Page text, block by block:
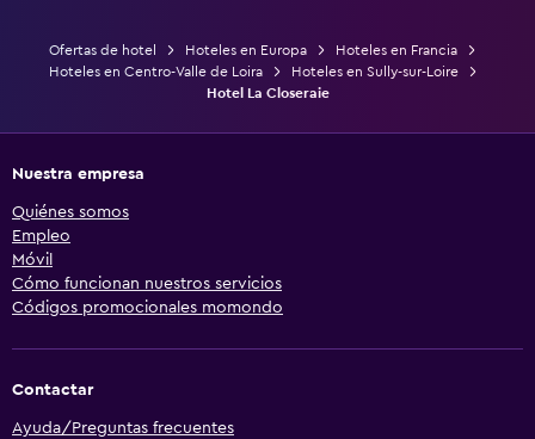
Ofertas de hotel Hoteles en Europa
Hoteles en Francia
Hoteles en Centro-Valle de Loira
Hoteles en Sully-sur-Loire
Hotel La Closeraie
Nuestra empresa
Quiénes somos
Empleo
Móvil
Cómo funcionan nuestros servicios
Códigos promocionales momondo
Contactar
Ayuda/Preguntas frecuentes